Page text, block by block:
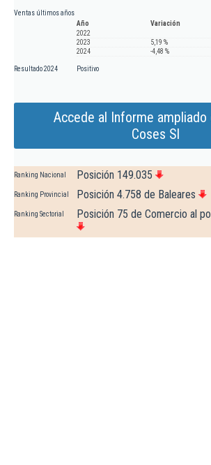
Ventas últimos años
Año
Variación
2022
2023
5,19 %
2024
-4,48 %
Resultado 2024 Positivo
Accede al Informe ampliado
Coses Sl
Ranking Nacional Posición 149.035
Ranking Provincial Posición 4.758 de Baleares
Ranking Sectorial Posición 75 de Comercio al